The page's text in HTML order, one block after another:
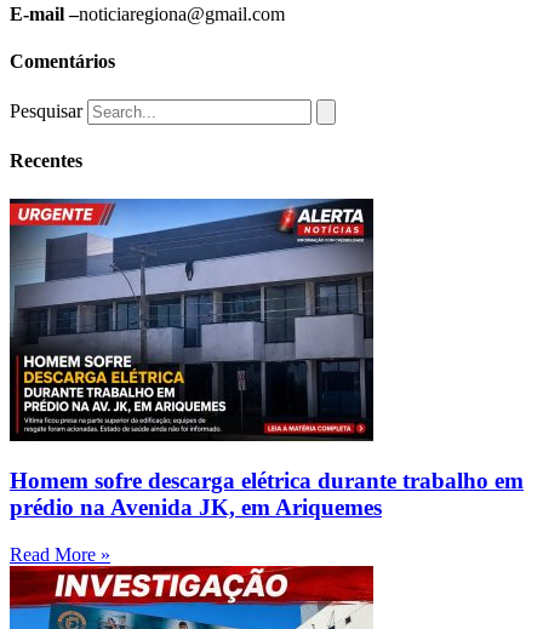
E-mail –noticiaregiona@gmail.com
Comentários
Pesquisar
Recentes
Homem sofre descarga elétrica durante trabalho em
prédio na Avenida JK, em Ariquemes
Read More »